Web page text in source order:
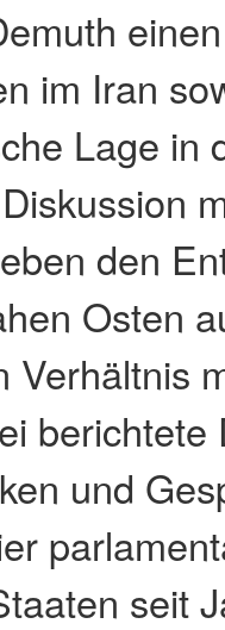
im Iran
Lage in
den
Osten
Verhältnis
und
seit